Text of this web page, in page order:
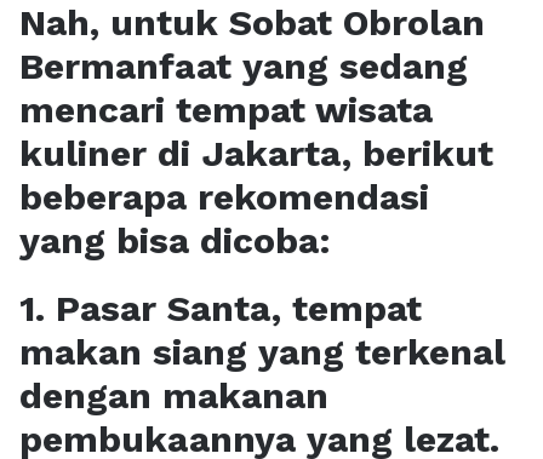
Nah, untuk Sobat Obrolan
Bermanfaat yang sedang
mencari tempat wisata
kuliner di Jakarta, berikut
beberapa rekomendasi
yang bisa dicoba:
1. Pasar Santa, tempat
makan siang yang terkenal
dengan makanan
pembukaannya yang lezat.